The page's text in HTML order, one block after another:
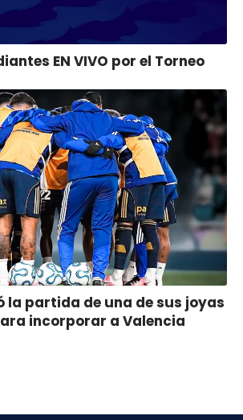
EN VIVO por el Torneo
la partida de una de sus joyas
incorporar a Valencia